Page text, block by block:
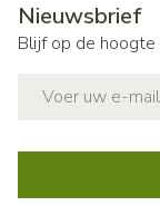
Nieuwsbrief
Blijf op de